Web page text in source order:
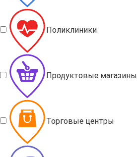
Поликлиники
Продуктовые магазины
Торговые центры